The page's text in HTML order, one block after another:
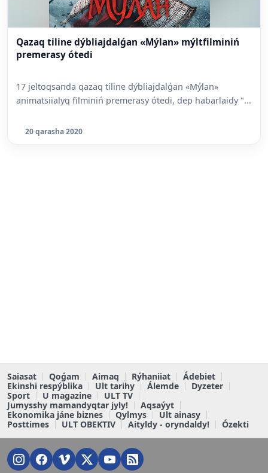
Qazaq tiline dýbliajdalǵan «Mýlan» mýltfilminiń
premerasy ótedi
17 jeltoqsanda qazaq tiline dýbliajdalǵan «Mýlan»
animatsiialyq filminiń premerasy ótedi, dep habarlaidy "...
20 qarasha 2020
Saiasat Qoǵam Aimaq Rýhaniiat
Ádebiet
Ekinshi respýblika
Ult tarihy Álemde
Dyzeter
Sport
U magazine
ULT TV
Jumysshy mamandyqtar jyly!
Aqsaýyt
Ekonomika jáne biznes
Qylmys
Ult ainasy
Posttimes
ULT OBEKTIV Aityldy - oryndaldy! Ózekti